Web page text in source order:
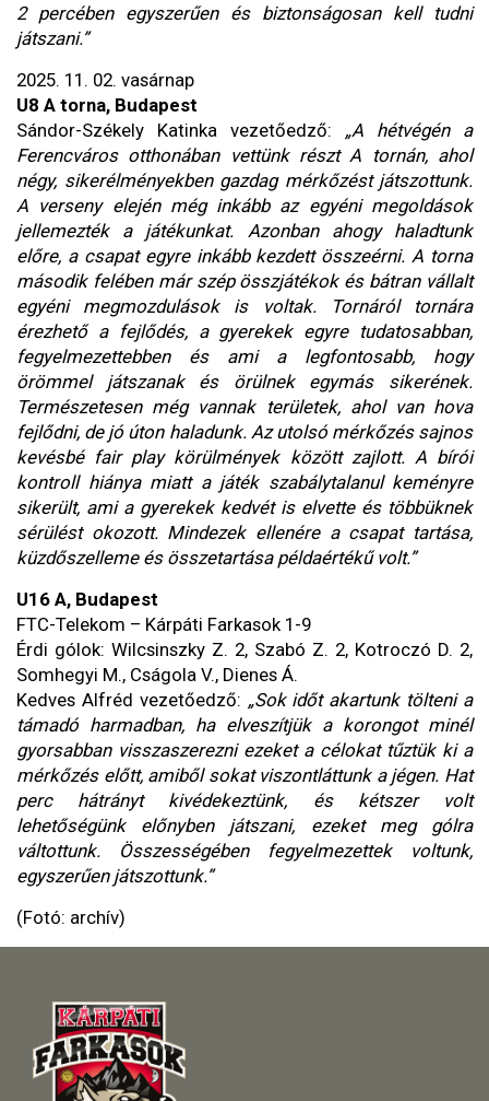
2 percében egyszerűen és biztonságosan kell tudni
játszani.”
2025. 11. 02. vasárnap
U8 A torna, Budapest
Sándor-Székely Katinka vezetőedző: „A hétvégén a
Ferencváros otthonában vettünk részt A tornán, ahol
négy, sikerélményekben gazdag mérkőzést játszottunk.
A verseny elején még inkább az egyéni megoldások
jellemezték a játékunkat. Azonban ahogy haladtunk
előre, a csapat egyre inkább kezdett összeérni. A torna
második felében már szép összjátékok és bátran vállalt
egyéni megmozdulások is voltak. Tornáról tornára
érezhető a fejlődés, a gyerekek egyre tudatosabban,
fegyelmezettebben és ami a legfontosabb, hogy
örömmel játszanak és örülnek egymás sikerének.
Természetesen még vannak területek, ahol van hova
fejlődni, de jó úton haladunk. Az utolsó mérkőzés sajnos
kevésbé fair play körülmények között zajlott. A bírói
kontroll hiánya miatt a játék szabálytalanul keményre
sikerült, ami a gyerekek kedvét is elvette és többüknek
sérülést okozott. Mindezek ellenére a csapat tartása,
küzdőszelleme és összetartása példaértékű volt.”
U16 A, Budapest
FTC-Telekom – Kárpáti Farkasok 1-9
Érdi gólok: Wilcsinszky Z. 2, Szabó Z. 2, Kotroczó D. 2,
Somhegyi M., Cságola V., Dienes Á.
Kedves Alfréd vezetőedző: „Sok időt akartunk tölteni a
támadó harmadban, ha elveszítjük a korongot minél
gyorsabban visszaszerezni ezeket a célokat tűztük ki a
mérkőzés előtt, amiből sokat viszontláttunk a jégen. Hat
perc hátrányt kivédekeztünk, és kétszer volt
lehetőségünk előnyben játszani, ezeket meg gólra
váltottunk. Összességében fegyelmezettek voltunk,
egyszerűen játszottunk.”
(Fotó: archív)